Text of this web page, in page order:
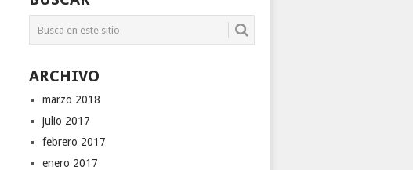
ARCHIVO
marzo 2018
julio 2017
febrero 2017
enero 2017